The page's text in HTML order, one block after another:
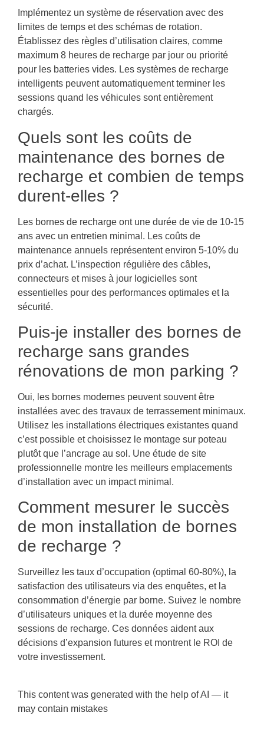
Implémentez un système de réservation avec des
limites de temps et des schémas de rotation.
Établissez des règles d’utilisation claires, comme
maximum 8 heures de recharge par jour ou priorité
pour les batteries vides. Les systèmes de recharge
intelligents peuvent automatiquement terminer les
sessions quand les véhicules sont entièrement
chargés.
Quels sont les coûts de
maintenance des bornes de
recharge et combien de temps
durent-elles ?
Les bornes de recharge ont une durée de vie de 10-15
ans avec un entretien minimal. Les coûts de
maintenance annuels représentent environ 5-10% du
prix d’achat. L’inspection régulière des câbles,
connecteurs et mises à jour logicielles sont
essentielles pour des performances optimales et la
sécurité.
Puis-je installer des bornes de
recharge sans grandes
rénovations de mon parking ?
Oui, les bornes modernes peuvent souvent être
installées avec des travaux de terrassement minimaux.
Utilisez les installations électriques existantes quand
c’est possible et choisissez le montage sur poteau
plutôt que l’ancrage au sol. Une étude de site
professionnelle montre les meilleurs emplacements
d’installation avec un impact minimal.
Comment mesurer le succès
de mon installation de bornes
de recharge ?
Surveillez les taux d’occupation (optimal 60-80%), la
satisfaction des utilisateurs via des enquêtes, et la
consommation d’énergie par borne. Suivez le nombre
d’utilisateurs uniques et la durée moyenne des
sessions de recharge. Ces données aident aux
décisions d’expansion futures et montrent le ROI de
votre investissement.
This content was generated with the help of AI — it
may contain mistakes